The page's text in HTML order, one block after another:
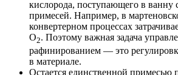
кислорода, поступающего в ванну
примесей. Например, в
конвертерном процессах
O2. Поэтому важная задача
рафинированием — это
в материале.
Остается единственной примесью